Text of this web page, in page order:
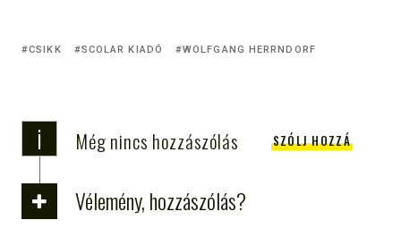
CSIKK SCOLAR KIADÓ WOLFGANG HERRNDORF
i Még nincs hozzászólás SZÓLJ HOZZÁ
Vélemény, hozzászólás?